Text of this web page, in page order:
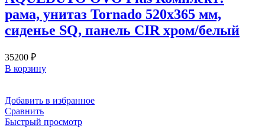
рама, унитаз Tornado 520х365 мм,
сиденье SQ, панель CIR хром/белый
35200 ₽
В корзину
Добавить в избранное
Сравнить
Быстрый просмотр